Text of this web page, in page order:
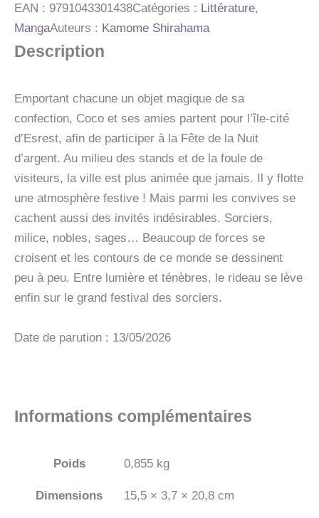
GRIMOIRE
-
L'ATELIER
DES
EDITION
GRIMOIRE
EAN : 9791043301438Catégories : Littérature,
MangaAuteurs : Kamome Shirahama
Description
Emportant chacune un objet magique de sa
confection, Coco et ses amies partent pour l’île-cité
d’Esrest, afin de participer à la Fête de la Nuit
d’argent. Au milieu des stands et de la foule de
visiteurs, la ville est plus animée que jamais. Il y flotte
une atmosphère festive ! Mais parmi les convives se
cachent aussi des invités indésirables. Sorciers,
milice, nobles, sages… Beaucoup de forces se
croisent et les contours de ce monde se dessinent
peu à peu. Entre lumière et ténèbres, le rideau se lève
enfin sur le grand festival des sorciers.
Date de parution : 13/05/2026
Informations complémentaires
Poids 0,855 kg
Dimensions 15,5 × 3,7 × 20,8 cm